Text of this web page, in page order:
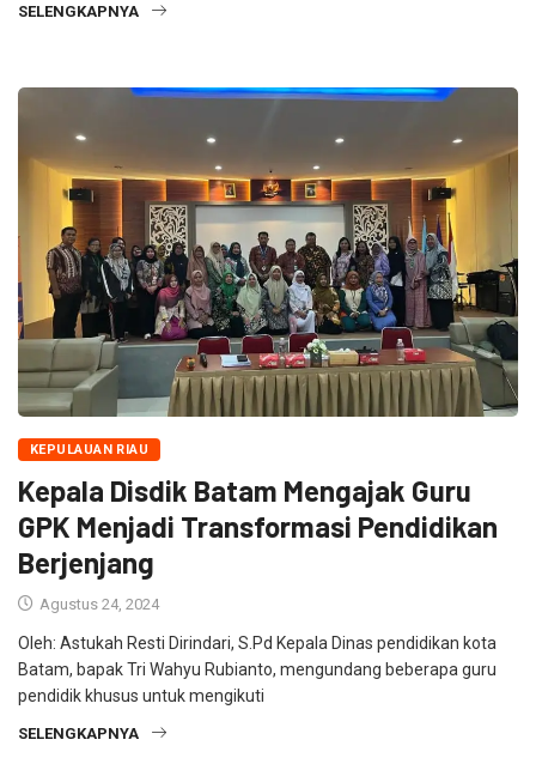
SELENGKAPNYA
KEPULAUAN RIAU
Kepala Disdik Batam Mengajak Guru
GPK Menjadi Transformasi Pendidikan
Berjenjang
Agustus 24, 2024
Oleh: Astukah Resti Dirindari, S.Pd Kepala Dinas pendidikan kota
Batam, bapak Tri Wahyu Rubianto, mengundang beberapa guru
pendidik khusus untuk mengikuti
SELENGKAPNYA